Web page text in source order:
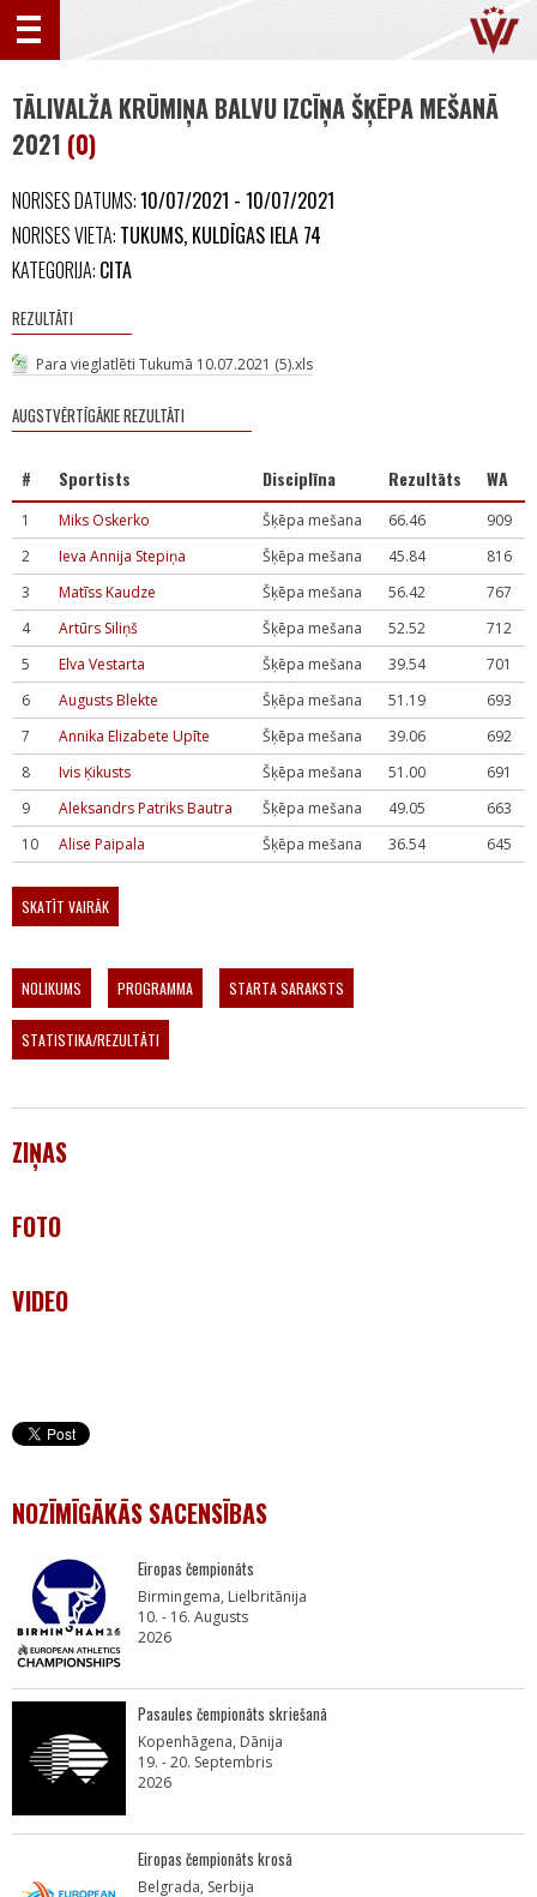
TĀLIVALŽA KRŪMIŅA BALVU IZCĪŅA ŠĶĒPA MEŠANĀ
2021 (0)
NORISES DATUMS:10/07/2021 - 10/07/2021
NORISES VIETA: TUKUMS, KULDĪGAS IELA 74
KATEGORIJA: CITA
REZULTĀTI
Para vieglatlēti Tukumā 10.07.2021 (5).xls
AUGSTVĒRTĪGĀKIE REZULTĀTI
# Sportists Disciplīna Rezultāts WA
1 Miks Oskerko Šķēpa mešana 66.46
909
2
Ieva Annija Stepiņa Šķēpa mešana 45.84
816
3
Matīss Kaudze Šķēpa mešana 56.42
767
4
Artūrs Siliņš Šķēpa mešana 52.52
712
5
Elva Vestarta Šķēpa mešana 39.54
701
6
Augusts Blekte Šķēpa mešana 51.19
693
7
Annika Elizabete Upīte Šķēpa mešana 39.06
692
8
Ivis Ķikusts Šķēpa mešana 51.00
691
9
Aleksandrs Patriks Bautra Šķēpa mešana 49.05
663
10
Alise Paipala Šķēpa mešana 36.54 645
SKATĪT VAIRĀK
NOLIKUMS PROGRAMMA STARTA SARAKSTS
STATISTIKA/REZULTĀTI
ZIŅAS
FOTO
VIDEO
NOZĪMĪGĀKĀS SACENSĪBAS
Eiropas čempionāts
Birmingema, Lielbritānija
10. - 16. Augusts
2026
Pasaules čempionāts skriešanā
Kopenhāgena, Dānija
19. - 20. Septembris
2026
Eiropas čempionāts krosā
Belgrada, Serbija